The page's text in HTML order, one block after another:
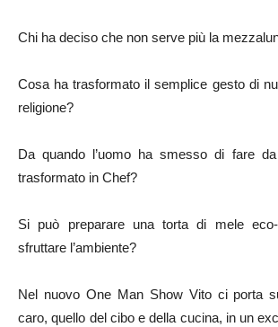
Chi ha deciso che non serve più la
Cosa ha trasformato il semplice gesto di
religione?
Da quando l’uomo ha smesso di fare
trasformato in Chef?
Si può preparare una torta di mele eco-
sfruttare l’ambiente?
Nel nuovo One Man Show Vito ci porta
caro, quello del cibo e della cucina, in un